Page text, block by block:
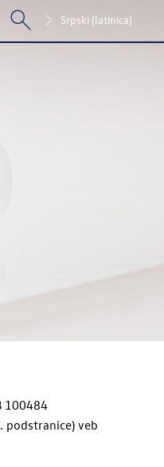
Srpski (latinica)
100484
podstranice) veb